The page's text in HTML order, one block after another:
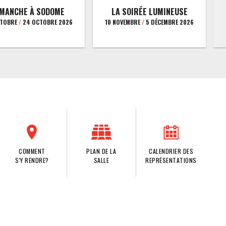
À SODOME
/24 OCTOBRE 2026
LA SOIRÉE LUMINEUSE
10 NOVEMBRE/ 5 DÉCEMBRE 2026
COMMENT
S'Y RENDRE?
PLAN DE LA
SALLE
CALENDRIER DES
REPRÉSENTATIONS